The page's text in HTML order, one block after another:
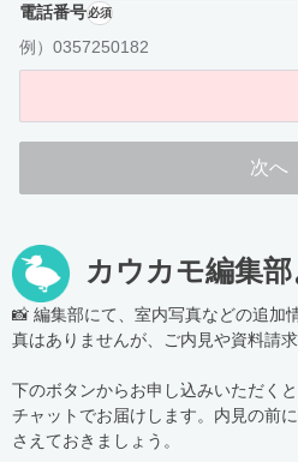
電話番号必須
例）0357250182
次へ
カウカモ編集部
📸 編集部にて、室内写真などの追加
真はありませんが、ご内見や資料請
下のボタンからお申し込みいただく
チャットでお届けします。内見の前
さえておきましょう。